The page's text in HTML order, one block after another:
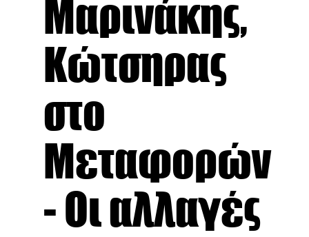
Μαρινάκης,
Κώτσηρας
στο
Μεταφορών
- Οι αλλαγές